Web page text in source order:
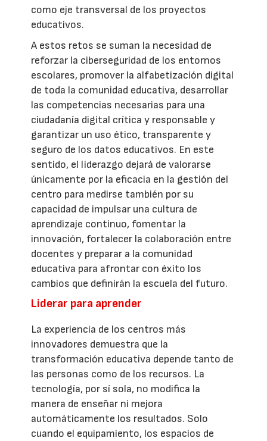
como eje transversal de los proyectos
educativos.
A estos retos se suman la necesidad de
reforzar la ciberseguridad de los entornos
escolares, promover la alfabetización digital
de toda la comunidad educativa, desarrollar
las competencias necesarias para una
ciudadanía digital crítica y responsable y
garantizar un uso ético, transparente y
seguro de los datos educativos. En este
sentido, el liderazgo dejará de valorarse
únicamente por la eficacia en la gestión del
centro para medirse también por su
capacidad de impulsar una cultura de
aprendizaje continuo, fomentar la
innovación, fortalecer la colaboración entre
docentes y preparar a la comunidad
educativa para afrontar con éxito los
cambios que definirán la escuela del futuro.
Liderar para aprender
La experiencia de los centros más
innovadores demuestra que la
transformación educativa depende tanto de
las personas como de los recursos. La
tecnología, por sí sola, no modifica la
manera de enseñar ni mejora
automáticamente los resultados. Solo
cuando el equipamiento, los espacios de